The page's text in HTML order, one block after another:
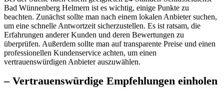
Bad Wünnenberg Helmern ist es wichtig, einige Punkte zu
beachten. Zunächst sollte man nach einem lokalen Anbieter suchen,
um eine schnelle Antwortzeit sicherzustellen.​ Es ist ratsam, die
Erfahrungen anderer Kunden und deren Bewertungen zu
überprüfen.​ Außerdem sollte man auf transparente Preise und einen
professionellen Kundenservice achten, um einen
vertrauenswürdigen Anbieter auszuwählen.​
– Vertrauenswürdige Empfehlungen einholen